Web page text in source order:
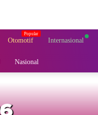
Otomotif Internasional
Nasional